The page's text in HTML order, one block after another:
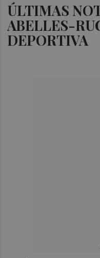
ÚLTIMAS
ABELLES-
DEPORTIVA